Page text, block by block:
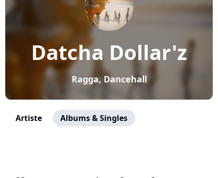
Datcha Dollar'z
Ragga, Dancehall
Artiste Albums & Singles